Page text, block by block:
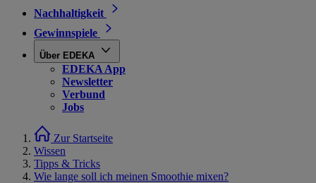
Nachhaltigkeit
Gewinnspiele
Über EDEKA
EDEKA App
Newsletter
Verbund
Jobs
Zur Startseite
Wissen
Tipps & Tricks
Wie lange soll ich meinen Smoothie mixen?